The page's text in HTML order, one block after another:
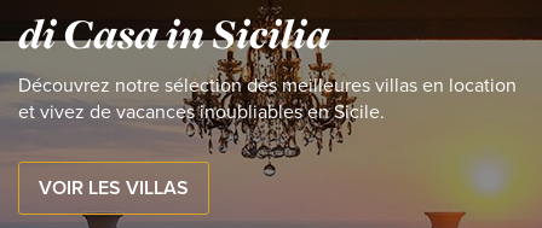
di Casa in Sicilia
Découvrez notre sélection des meilleures villas en location
et vivez de vacances inoubliables en Sicile.
VOIR LES VILLAS